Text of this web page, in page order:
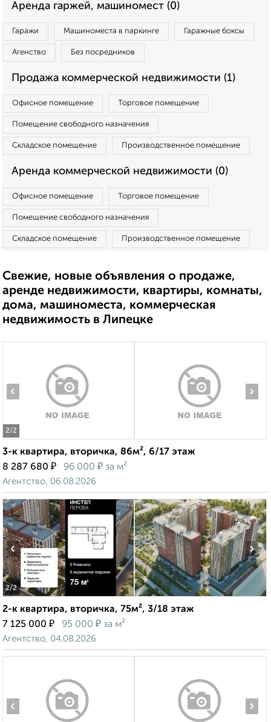
Аренда гаржей, машиномест (0)
Гаражи Машиноместа в паркинге Гаражные боксы
Агенство Без посредников
Продажа коммерческой недвижимости (1)
Офисное помещение Торговое помещение
Помещение свободного назначения
Складское помещение Производственное помещение
Аренда коммерческой недвижимости (0)
Офисное помещение Торговое помещение
Помещение свободного назначения
Складское помещение Производственное помещение
Свежие, новые объявления о продаже,
аренде недвижимости, квартиры, комнаты,
дома, машиноместа, коммерческая
недвижимость в Липецке
2/2
‹ ›
3-к квартира, вторичка, 86м², 6/17 этаж
8 287 680 ₽ 96 000 ₽ за м²
Агентство, 06.08.2026
2/2
‹ ›
2-к квартира, вторичка, 75м², 3/18 этаж
7 125 000 ₽ 95 000 ₽ за м²
Агентство, 04.08.2026
‹ ›